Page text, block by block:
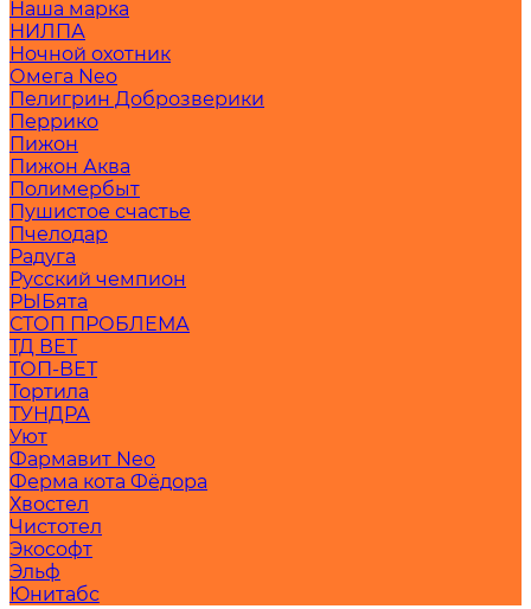
Наша марка
НИЛПА
Ночной охотник
Омега Neo
Пелигрин Доброзверики
Перрико
Пижон
Пижон Аква
Полимербыт
Пушистое счастье
Пчелодар
Радуга
Русский чемпион
РЫБята
СТОП ПРОБЛЕМА
ТД ВЕТ
ТОП-ВЕТ
Тортила
ТУНДРА
Уют
Фармавит Neo
Ферма кота Фёдора
Хвостел
Чистотел
Экософт
Эльф
Юнитабс